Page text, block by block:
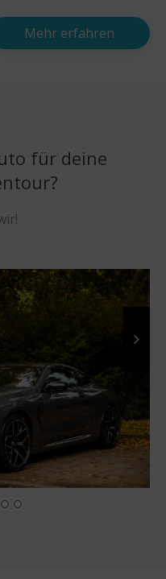
Mehr erfahren
für deine